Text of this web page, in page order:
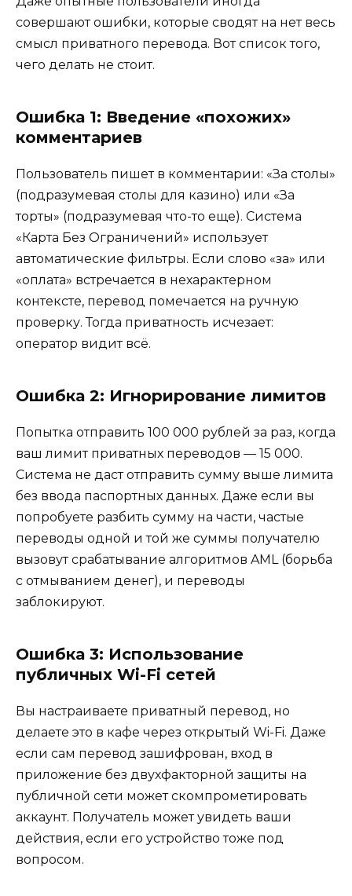
совершают ошибки, которые сводят на нет весь
смысл приватного перевода. Вот список того,
чего делать не стоит.
Ошибка 1: Введение «похожих»
комментариев
Пользователь пишет в комментарии: «За столы»
(подразумевая столы для казино) или «За
торты» (подразумевая что-то еще). Система
«Карта Без Ограничений» использует
автоматические фильтры. Если слово «за» или
«оплата» встречается в нехарактерном
контексте, перевод помечается на ручную
проверку. Тогда приватность исчезает:
оператор видит всё.
Ошибка 2: Игнорирование лимитов
Попытка отправить 100 000 рублей за раз, когда
ваш лимит приватных переводов — 15 000.
Система не даст отправить сумму выше лимита
без ввода паспортных данных. Даже если вы
попробуете разбить сумму на части, частые
переводы одной и той же суммы получателю
вызовут срабатывание алгоритмов AML (борьба
с отмыванием денег), и переводы
заблокируют.
Ошибка 3: Использование
публичных Wi-Fi сетей
Вы настраиваете приватный перевод, но
делаете это в кафе через открытый Wi-Fi. Даже
если сам перевод зашифрован, вход в
приложение без двухфакторной защиты на
публичной сети может скомпрометировать
аккаунт. Получатель может увидеть ваши
действия, если его устройство тоже под
вопросом.